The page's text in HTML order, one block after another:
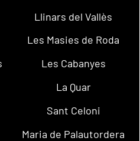
Llinars del Vallès
Les Masies de Roda
Les Cabanyes
La Quar
Sant Celoni
Maria de Palautordera